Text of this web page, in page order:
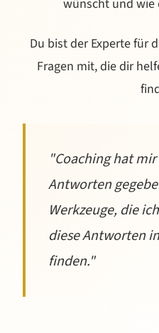
wünscht und
Du bist der Experte für
Fragen mit, die dir
"Coaching hat
Antworten
Werkzeuge, die
diese Antworten
finden."